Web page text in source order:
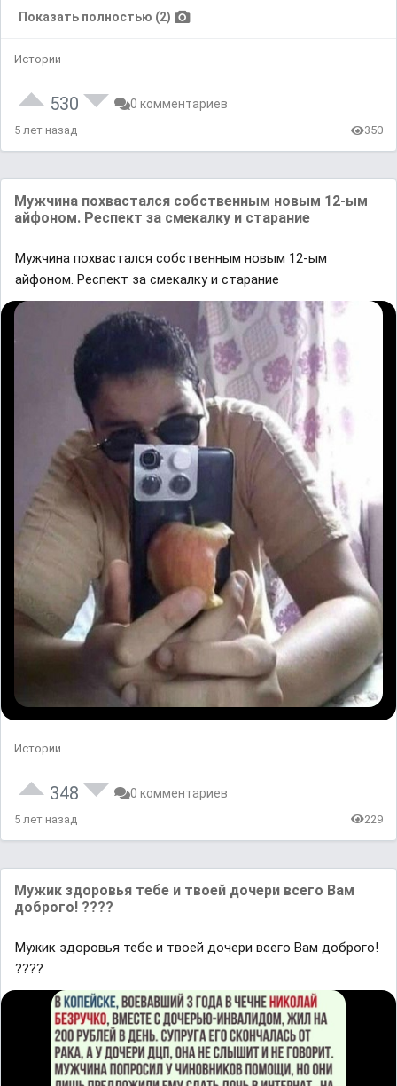
Показать полностью (2)
Истории
530 0 комментариев
5 лет назад 350
Мужчина похвастался собственным новым 12-ым
айфоном. Респект за смекалку и старание
Мужчина похвастался собственным новым 12-ым
айфоном. Респект за смекалку и старание
Истории
348 0 комментариев
5 лет назад 229
Мужик здоровья тебе и твоей дочери всего Вам
доброго! ????
Мужик здоровья тебе и твоей дочери всего Вам доброго!
????